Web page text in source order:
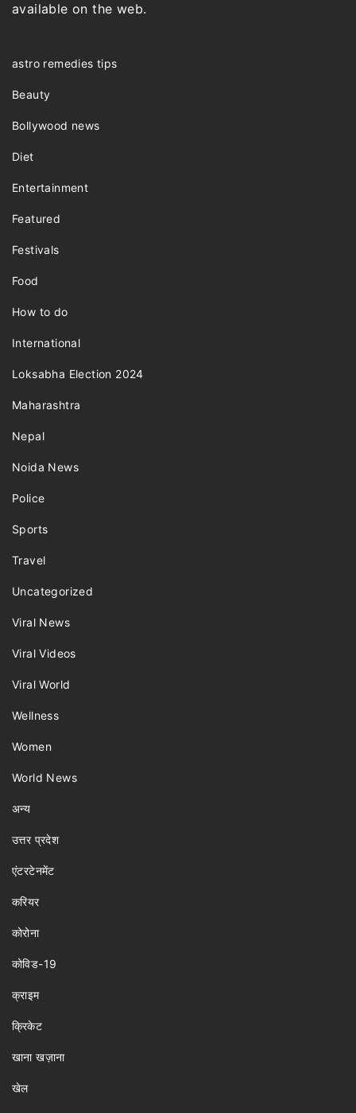
available on the web.
astro remedies tips
Beauty
Bollywood news
Diet
Entertainment
Featured
Festivals
Food
How to do
International
Loksabha Election 2024
Maharashtra
Nepal
Noida News
Police
Sports
Travel
Uncategorized
Viral News
Viral Videos
Viral World
Wellness
Women
World News
अन्य
उत्तर प्रदेश
एंटरटेनमेंट
करियर
कोरोना
कोविड-19
क्राइम
क्रिकेट
खाना खज़ाना
खेल